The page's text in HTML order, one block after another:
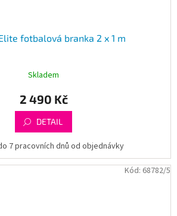
fotbalová branka 2 x 1 m
Skladem
2 490 Kč
DETAIL
7 pracovních dnů od objednávky
Kód: 68782/5